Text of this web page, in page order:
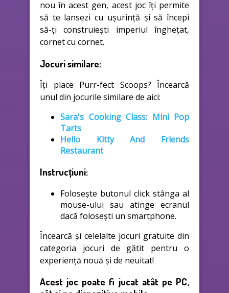
nou în acest gen, acest joc îți permite
să te lansezi cu ușurință și să începi
să-ți construiești imperiul înghețat,
cornet cu cornet.
Jocuri similare:
Îți place Purr-fect Scoops? Încearcă
unul din jocurile similare de aici:
Sara's Cooking Class: Mini Pop
Tarts
Hello Kitty And Friends
Restaurant
Instrucțiuni:
Folosește butonul click stânga al
mouse-ului sau atinge ecranul
dacă folosești un smartphone.
Încearcă și celelalte jocuri gratuite din
categoria jocuri de gătit pentru o
experiență nouă și de neuitat!
Acest joc poate fi jucat atât pe PC,